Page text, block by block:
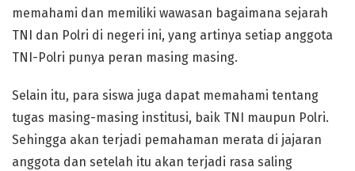
memahami dan memiliki wawasan bagaimana sejarah
TNI dan Polri di negeri ini, yang artinya setiap anggota
TNI-Polri punya peran masing masing.
Selain itu, para siswa juga dapat memahami tentang
tugas masing-masing institusi, baik TNI maupun Polri.
Sehingga akan terjadi pemahaman merata di jajaran
anggota dan setelah itu akan terjadi rasa saling